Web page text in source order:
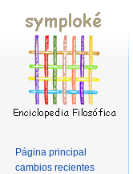
Página principal
cambios recientes